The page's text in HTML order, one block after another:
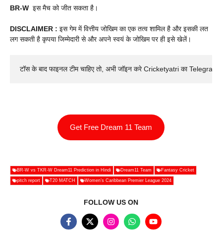
BR-W इस मैच को जीत सकता है।
DISCLAIMER : इस गेम में वित्तीय जोखिम का एक तत्व शामिल है और इसकी लत
लग सकती है कृपया जिम्मेदारी से और अपने स्वयं के जोखिम पर ही इसे खेलें।
टॉस के बाद फाइनल टीम चाहिए तो, अभी जॉइन करे Cricketyatri का
Get Free Dream 11 Team
BR-W vs TKR-W Dream11 Prediction in Hindi Dream11 Team Fantasy Cricket
pitch report T20 MATCH Women’s Caribbean Premier League 2024
FOLLOW US ON